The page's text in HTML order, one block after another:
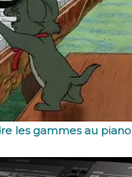
les gammes au piano